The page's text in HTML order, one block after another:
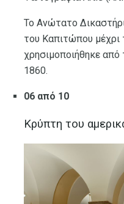
Το Ανώτατο
του Καπιτώπου μέχρι
χρησιμοποιήθηκε από
1860.
06 από 10
Κρύπτη του